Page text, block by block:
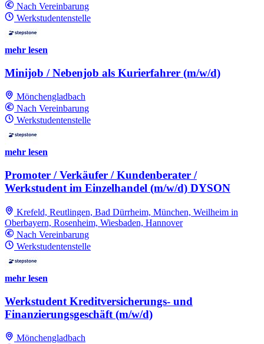
Nach Vereinbarung
Werkstudentenstelle
mehr lesen
Minijob / Nebenjob als Kurierfahrer (m/w/d)
Mönchengladbach
Nach Vereinbarung
Werkstudentenstelle
mehr lesen
Promoter / Verkäufer / Kundenberater /
Werkstudent im Einzelhandel (m/w/d) DYSON
Krefeld, Reutlingen, Bad Dürrheim, München, Weilheim in
Oberbayern, Rosenheim, Wiesbaden, Hannover
Nach Vereinbarung
Werkstudentenstelle
mehr lesen
Werkstudent Kreditversicherungs- und
Finanzierungsgeschäft (m/w/d)
Mönchengladbach